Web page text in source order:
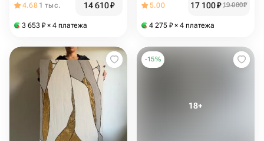
4.68 1 тыс. 14 610₽
3 653 ₽ × 4 платежа
5.00 17 100₽ 19 000₽
4 275 ₽ × 4 платежа
-15%